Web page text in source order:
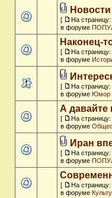
[ На страницу:
в форуме
Наконец-
[ На страницу:
в форуме
[ На страницу:
в форуме Юмор
А давайте
[ На страницу:
в форуме
Иран
[ На страницу:
в форуме
[ На страницу:
в форуме